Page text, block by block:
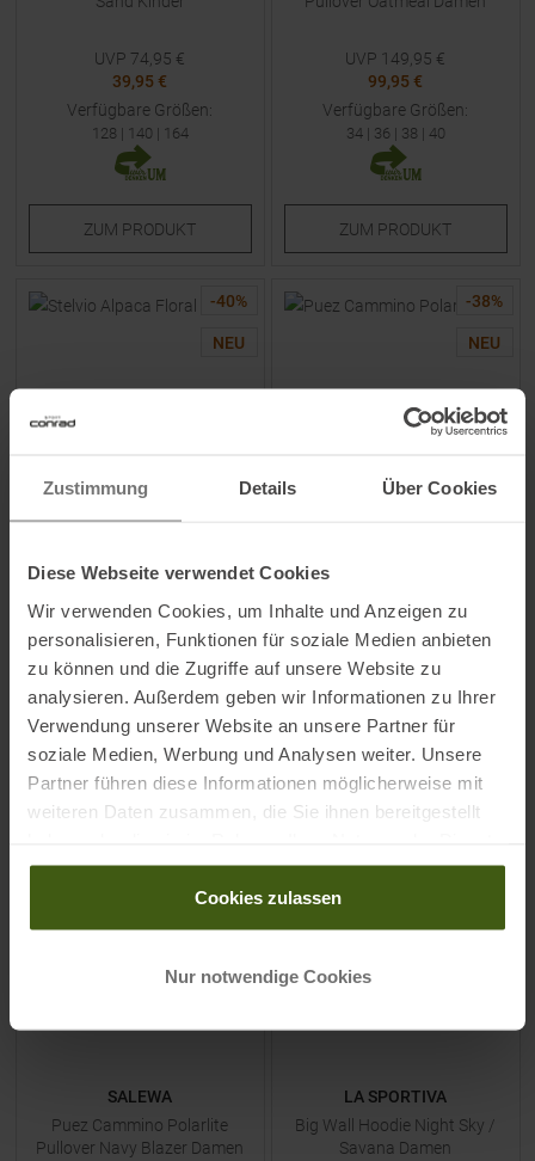
Zustimmung Details Über Cookies
Diese Webseite verwendet Cookies
Wir verwenden Cookies, um Inhalte und Anzeigen zu
personalisieren, Funktionen für soziale Medien anbieten
zu können und die Zugriffe auf unsere Website zu
analysieren. Außerdem geben wir Informationen zu Ihrer
Verwendung unserer Website an unsere Partner für
soziale Medien, Werbung und Analysen weiter. Unsere
Partner führen diese Informationen möglicherweise mit
weiteren Daten zusammen, die Sie ihnen bereitgestellt
gesammelt haben.
Cookies zulassen
Nur notwendige Cookies
UVP 74,95 €
39,95 €
Verfügbare Größen:
128 | 140 | 164
ZUM PRODUKT
UVP 149,95 €
99,95 €
Verfügbare Größen:
34| 36 | 38 | 40
ZUM PRODUKT
-40%
NEU
CHILLAZ
Wine Damen
UVP 99,95€
59,95 €
Verfügbare Größen:
34| 36|38|40
ZUM
-38%
NEU
Pullover Morning Blue Damen
UVP 79,95
34|36| 38| 40
ZUM PRODUKT
SALEWA
Puez Cammino Polarlite
Pullover Navy Blazer Damen
LA SPORTIVA
Big Wall Hoodie Night Sky /
Savana Damen